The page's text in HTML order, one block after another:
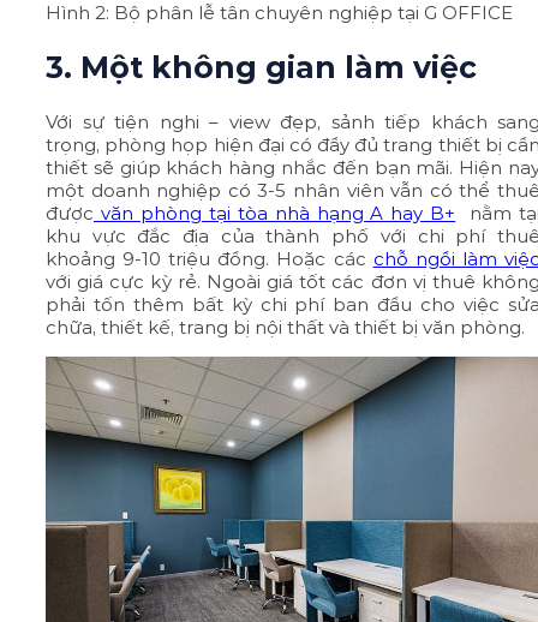
Hình 2: Bộ phân lễ tân chuyên nghiệp tại G OFFICE
3. Một không gian làm việc
Với sự tiện nghi – view đẹp, sảnh tiếp khách
trọng, phòng họp hiện đại có đầy đủ trang thiết bị
thiết sẽ giúp khách hàng nhắc đến bạn mãi. Hiện
một doanh nghiệp có 3-5 nhân viên vẫn có thể
được văn phòng tại tòa nhà hạng A hay B+ nằm
khu vực đắc địa của thành phố với chi phí
khoảng 9-10 triệu đồng. Hoặc các chỗ ngồi làm
với giá cực kỳ rẻ. Ngoài giá tốt các đơn vị thuê
phải tốn thêm bất kỳ chi phí ban đầu cho việc
chữa, thiết kế, trang bị nội thất và thiết bị văn phòng.